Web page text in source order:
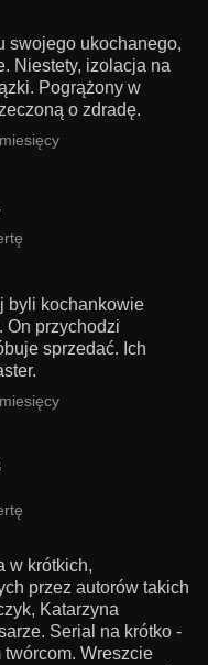
swojego ukochanego,
Niestety, izolacja na
Pogrążony w
o zdradę.
byli kochankowie
On przychodzi
sprzedać. Ich
w krótkich,
przez autorów takich
Katarzyna
Serial na krótko -
Wreszcie